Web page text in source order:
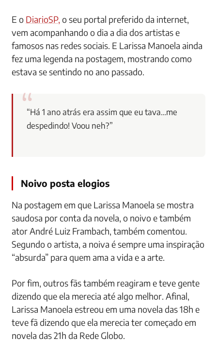
E o DiarioSP, o seu portal preferido da internet,
vem acompanhando o dia a dia dos artistas e
famosos nas redes sociais. E Larissa Manoela ainda
fez uma legenda na postagem, mostrando como
estava se sentindo no ano passado.
“Há 1 ano atrás era assim que eu tava…me
despedindo! Voou neh?”
Noivo posta elogios
Na postagem em que Larissa Manoela se mostra
saudosa por conta da novela, o noivo e também
ator André Luiz Frambach, também comentou.
Segundo o artista, a noiva é sempre uma inspiração
“absurda” para quem ama a vida e a arte.
Por fim, outros fãs também reagiram e teve gente
dizendo que ela merecia até algo melhor. Afinal,
Larissa Manoela estreou em uma novela das 18h e
teve fã dizendo que ela merecia ter começado em
novela das 21h da Rede Globo.